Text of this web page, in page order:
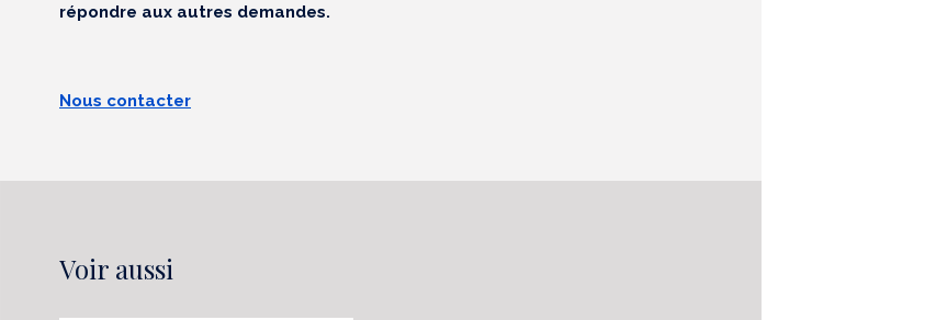
répondre aux autres demandes.
Nous contacter
Voir aussi